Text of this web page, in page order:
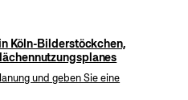
Köln-Bilderstöckchen,
und geben Sie eine